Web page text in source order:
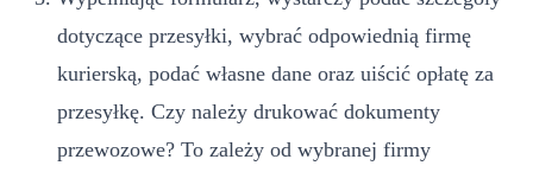
dotyczące przesyłki, wybrać odpowiednią firmę
kurierską, podać własne dane oraz uiścić opłatę za
przesyłkę. Czy należy drukować dokumenty
przewozowe? To zależy od wybranej firmy